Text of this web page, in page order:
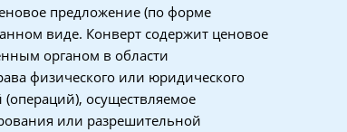
предложение (по форме
виде. Конверт содержит ценовое
органом в области
физического или юридического
осуществляемое
или разрешительной